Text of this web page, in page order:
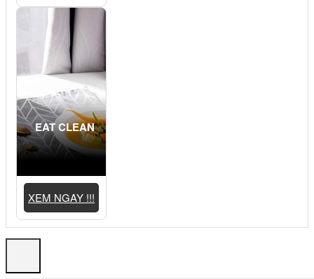
EAT CLEAN
XEM NGAY !!!